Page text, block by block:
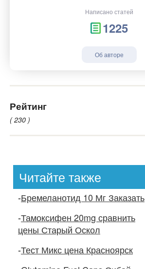
Написано статей
1225
Об авторе
Рейтинг
( 230 )
Читайте также
-Бремеланотид 10 Мг Заказать
-Тамоксифен 20mg сравнить
цены Старый Оскол
-Тест Микс цена Красноярск